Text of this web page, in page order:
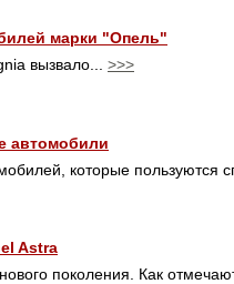
марки "Опель"
вызвало... >>>
автомобили
которые пользуются
Astra
поколения. Как